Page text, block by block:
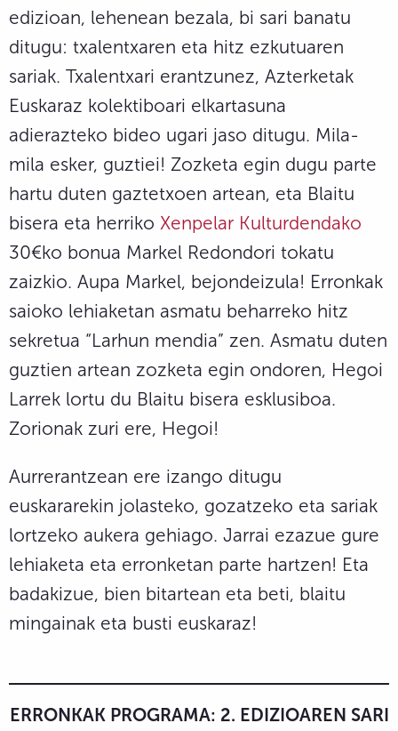
edizioan, lehenean bezala, bi sari banatu
ditugu: txalentxaren eta hitz ezkutuaren
sariak. Txalentxari erantzunez, Azterketak
Euskaraz kolektiboari elkartasuna
adierazteko bideo ugari jaso ditugu. Mila-
mila esker, guztiei! Zozketa egin dugu parte
hartu duten gaztetxoen artean, eta Blaitu
bisera eta herriko Xenpelar Kulturdendako
30€ko bonua Markel Redondori tokatu
zaizkio. Aupa Markel, bejondeizula! Erronkak
saioko lehiaketan asmatu beharreko hitz
sekretua “Larhun mendia” zen. Asmatu duten
guztien artean zozketa egin ondoren, Hegoi
Larrek lortu du Blaitu bisera esklusiboa.
Zorionak zuri ere, Hegoi!
Aurrerantzean ere izango ditugu
euskararekin jolasteko, gozatzeko eta sariak
lortzeko aukera gehiago. Jarrai ezazue gure
lehiaketa eta erronketan parte hartzen! Eta
badakizue, bien bitartean eta beti, blaitu
mingainak eta busti euskaraz!
ERRONKAK PROGRAMA: 2. EDIZIOAREN SARI